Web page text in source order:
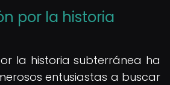
por la historia
la historia subterránea ha
entusiastas a buscar